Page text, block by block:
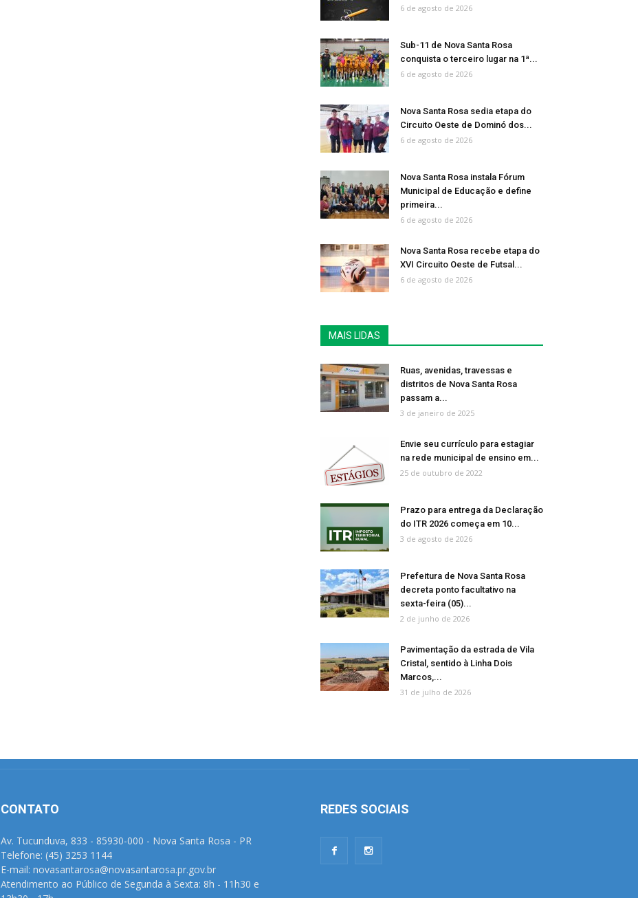
6 de agosto de 2026
Sub-11 de Nova Santa Rosa
conquista o terceiro lugar na 1ª...
6 de agosto de 2026
Nova Santa Rosa sedia etapa do
Circuito Oeste de Dominó dos...
6 de agosto de 2026
Nova Santa Rosa instala Fórum
Municipal de Educação e define
primeira...
6 de agosto de 2026
Nova Santa Rosa recebe etapa do
XVI Circuito Oeste de Futsal...
6 de agosto de 2026
MAIS LIDAS
Ruas, avenidas, travessas e
distritos de Nova Santa Rosa
passam a...
3 de janeiro de 2025
Envie seu currículo para estagiar
na rede municipal de ensino em...
25 de outubro de 2022
Prazo para entrega da Declaração
do ITR 2026 começa em 10...
3 de agosto de 2026
Prefeitura de Nova Santa Rosa
decreta ponto facultativo na
sexta-feira (05)...
2 de junho de 2026
Pavimentação da estrada de Vila
Cristal, sentido à Linha Dois
Marcos,...
31 de julho de 2026
CONTATO
Av. Tucunduva, 833 - 85930-000 - Nova Santa Rosa - PR
Telefone: (45) 3253 1144
E-mail: novasantarosa@novasantarosa.pr.gov.br
Atendimento ao Público de Segunda à Sexta: 8h - 11h30 e
REDES SOCIAIS